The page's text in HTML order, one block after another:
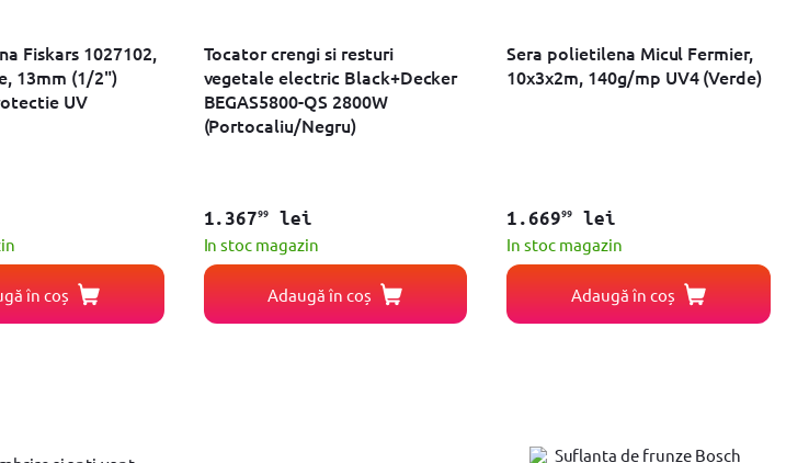
Fiskars 1027102,
13mm (1/2")
UV
în coș
Tocator crengi si resturi
vegetale electric Black+Decker
BEGAS5800-QS 2800W
(Portocaliu/Negru)
1.36799
lei
In stoc magazin
Adaugă în coș
Sera polietilena Micul Fermier,
10x3x2m, 140g/mp UV4 (Verde)
1.66999
lei
In stoc magazin
Adaugă în coș